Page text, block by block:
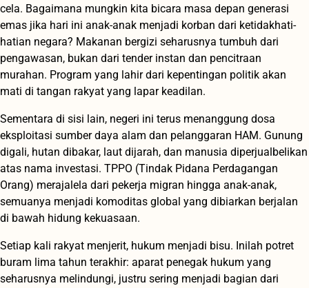
cela. Bagaimana mungkin kita bicara masa depan generasi
emas jika hari ini anak-anak menjadi korban dari ketidakhati-
hatian negara? Makanan bergizi seharusnya tumbuh dari
pengawasan, bukan dari tender instan dan pencitraan
murahan. Program yang lahir dari kepentingan politik akan
mati di tangan rakyat yang lapar keadilan.
Sementara di sisi lain, negeri ini terus menanggung dosa
eksploitasi sumber daya alam dan pelanggaran HAM. Gunung
digali, hutan dibakar, laut dijarah, dan manusia diperjualbelikan
atas nama investasi. TPPO (Tindak Pidana Perdagangan
Orang) merajalela dari pekerja migran hingga anak-anak,
semuanya menjadi komoditas global yang dibiarkan berjalan
di bawah hidung kekuasaan.
Setiap kali rakyat menjerit, hukum menjadi bisu. Inilah potret
buram lima tahun terakhir: aparat penegak hukum yang
seharusnya melindungi, justru sering menjadi bagian dari